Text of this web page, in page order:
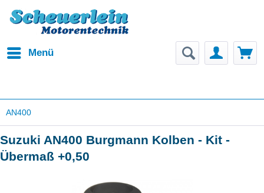
Menü
AN400
Suzuki AN400 Burgmann Kolben - Kit -
Übermaß +0,50